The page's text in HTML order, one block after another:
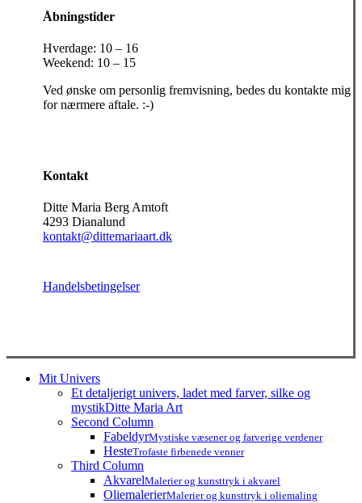
Åbningstider
Hverdage: 10 – 16
Weekend: 10 – 15
Ved ønske om personlig fremvisning, bedes du kontakte mig
for nærmere aftale. :-)
Kontakt
Ditte Maria Berg Amtoft
4293 Dianalund
kontakt@dittemariaart.dk
Handelsbetingelser
Close
Mit Univers
Et detaljerigt univers, ladet med farver, silke og
mystikDitte Maria Art
Second Column
FabeldyrMystiske væsener og farverige verdener
HesteTrofaste firbenede venner
Third Column
AkvarelMalerier og kunsttryk i akvarel
OliemalerierMalerier og kunsttryk i oliemaling